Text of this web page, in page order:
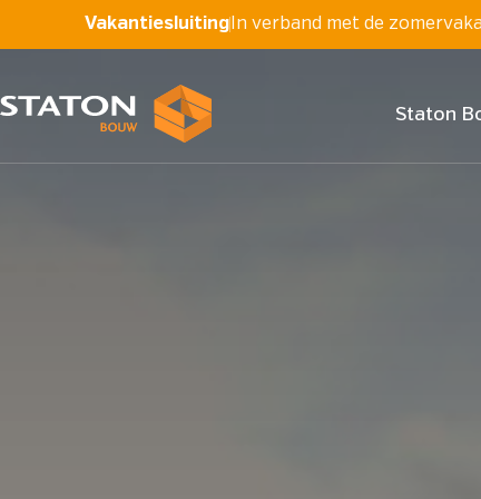
Vakantiesluiting In verband met de
Staton